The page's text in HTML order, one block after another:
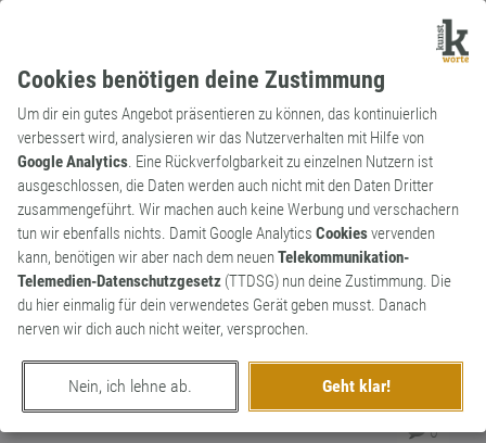
Cookies benötigen deine Zustimmung
Um dir ein gutes Angebot präsentieren zu können, das kontinuierlich
verbessert wird, analysieren wir das Nutzerverhalten mit Hilfe von
Google Analytics. Eine Rückverfolgbarkeit zu einzelnen Nutzern ist
ausgeschlossen, die Daten werden auch nicht mit den Daten Dritter
zusammengeführt. Wir machen auch keine Werbung und verschachern
tun wir ebenfalls nichts. Damit Google Analytics Cookiesvervenden
kann, benötigen wir aber nach dem neuenTelekommunikation-
Telemedien-Datenschutzgesetz (TTDSG) nun deine Zustimmung. Die
du hier einmalig für dein verwendetes Gerät geben musst. Danach
nerven wir dich auch nicht weiter, versprochen.
Nein, ich lehne ab. Geht klar!
Archaismus
Verb
entblöden
Sich ohne Skrupel etwas zu tun erlauben,
das als dreist, unklug oder dergleichen
empfunden wird. Basiert auf der veralteten
konnte mich nicht entblöden, dies dann
doch zu tun."
0